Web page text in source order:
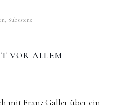
, Subsistenz
VOR ALLEM
mit Franz Galler über ein